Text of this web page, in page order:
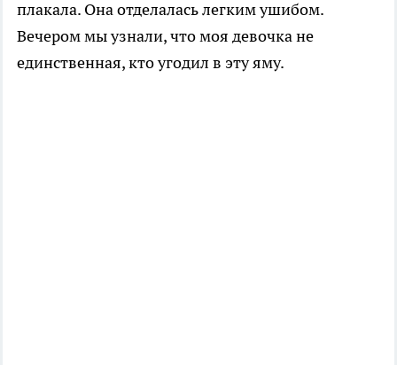
плакала. Она отделалась легким ушибом.
Вечером мы узнали, что моя девочка не
единственная, кто угодил в эту яму.